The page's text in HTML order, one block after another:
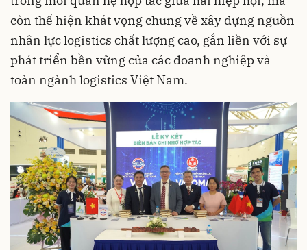
còn thể hiện khát vọng chung về xây dựng nguồn
nhân lực logistics chất lượng cao, gắn liền với sự
phát triển bền vững của các doanh nghiệp và
toàn ngành logistics Việt Nam.